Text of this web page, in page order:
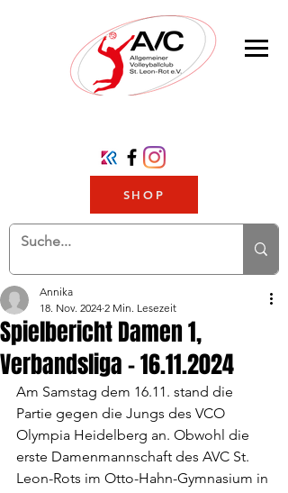
SHOP
Spielbericht Damen 1,
Verbandsliga - 16.11.2024
Annika
18. Nov. 2024 2 Min. Lesezeit
Am Samstag dem 16.11. stand die
Partie gegen die Jungs des VCO
Olympia Heidelberg an. Obwohl die
erste Damenmannschaft des AVC St.
Leon-Rots im Otto-Hahn-Gymnasium in